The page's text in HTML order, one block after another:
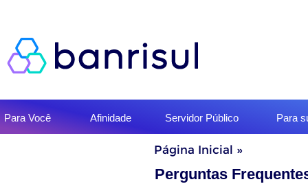
do
menu
Para Você Afinidade Servidor Público Para
Início
doPágina Inicial »
Perguntas